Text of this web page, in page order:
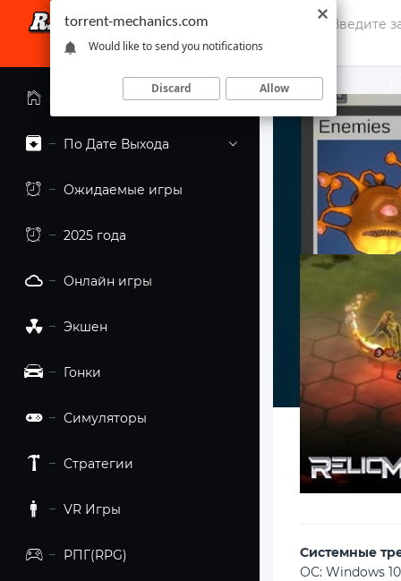
Главная страница
По Дате Выхода
Ожидаемые игры
2025 года
Онлайн игры
Экшен
Гонки
Симуляторы
Стратегии
VR Игры
РПГ(RPG)
Cистемные
ОС: Windows 10
torrent-mechanics.com
Would like to send you notifications
Discard Allow